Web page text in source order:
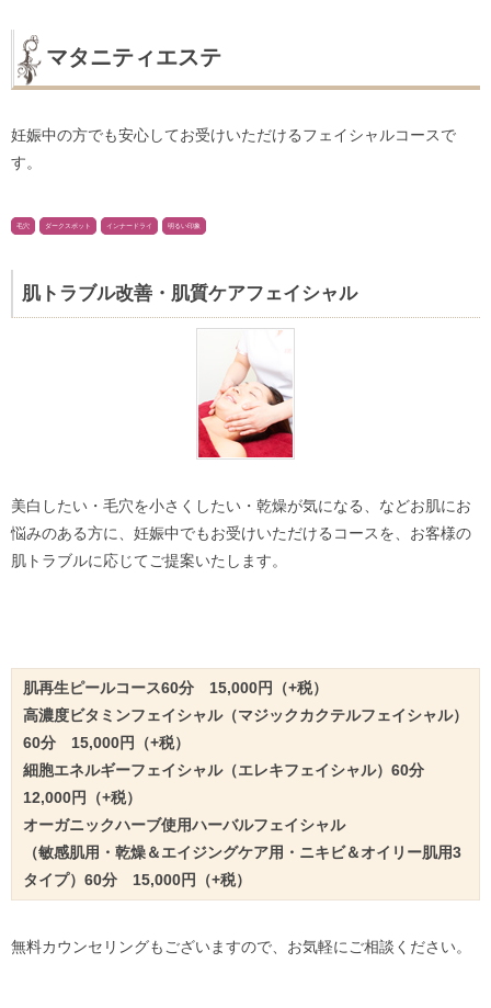
マタニティエステ
妊娠中の方でも安心してお受けいただけるフェイシャルコースで
す。
毛穴 ダークスポット インナードライ 明るい印象
肌トラブル改善・肌質ケアフェイシャル
美白したい・毛穴を小さくしたい・乾燥が気になる、などお肌にお
悩みのある方に、妊娠中でもお受けいただけるコースを、お客様の
肌トラブルに応じてご提案いたします。
肌再生ピールコース60分 15,000円（+税）
高濃度ビタミンフェイシャル（マジックカクテルフェイシャル）
60分 15,000円（+税）
細胞エネルギーフェイシャル（エレキフェイシャル）60分
12,000円（+税）
オーガニックハーブ使用ハーバルフェイシャル
（敏感肌用・乾燥＆エイジングケア用・ニキビ＆オイリー肌用3
タイプ）60分 15,000円（+税）
無料カウンセリングもございますので、お気軽にご相談ください。